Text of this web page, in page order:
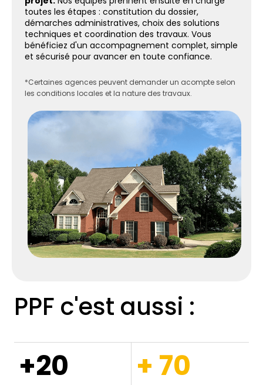
toutes les étapes : constitution du dossier,
démarches administratives, choix des solutions
techniques et coordination des travaux. Vous
bénéficiez d'un accompagnement complet, simple
et sécurisé pour avancer en toute confiance.
*Certaines agences peuvent demander un acompte selon
les conditions locales et la nature des travaux.
PPF c'est aussi :
+20 + 70